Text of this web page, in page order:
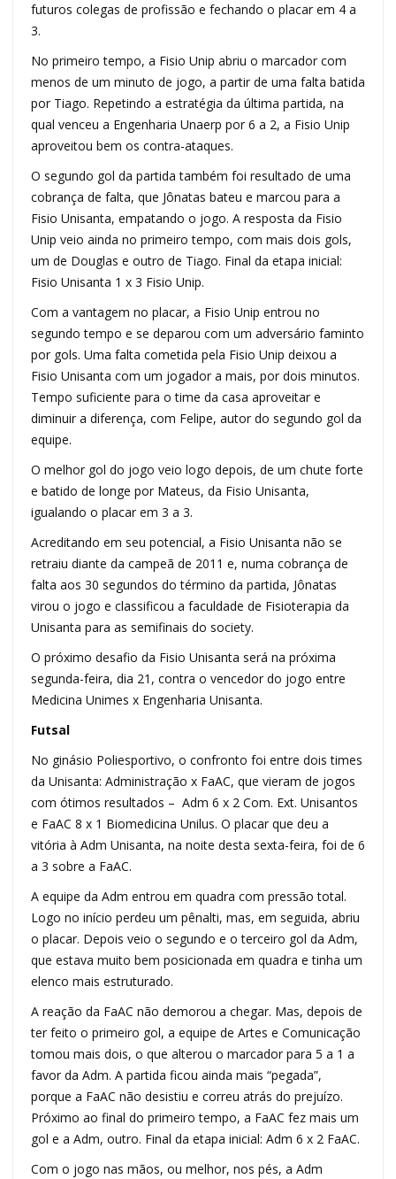
futuros colegas de profissão e fechando o placar em 4 a
3.
No primeiro tempo, a Fisio Unip abriu o marcador com
menos de um minuto de jogo, a partir de uma falta batida
por Tiago. Repetindo a estratégia da última partida, na
qual venceu a Engenharia Unaerp por 6 a 2, a Fisio Unip
aproveitou bem os contra-ataques.
O segundo gol da partida também foi resultado de uma
cobrança de falta, que Jônatas bateu e marcou para a
Fisio Unisanta, empatando o jogo. A resposta da Fisio
Unip veio ainda no primeiro tempo, com mais dois gols,
um de Douglas e outro de Tiago. Final da etapa inicial:
Fisio Unisanta 1 x 3 Fisio Unip.
Com a vantagem no placar, a Fisio Unip entrou no
segundo tempo e se deparou com um adversário faminto
por gols. Uma falta cometida pela Fisio Unip deixou a
Fisio Unisanta com um jogador a mais, por dois minutos.
Tempo suficiente para o time da casa aproveitar e
diminuir a diferença, com Felipe, autor do segundo gol da
equipe.
O melhor gol do jogo veio logo depois, de um chute forte
e batido de longe por Mateus, da Fisio Unisanta,
igualando o placar em 3 a 3.
Acreditando em seu potencial, a Fisio Unisanta não se
retraiu diante da campeã de 2011 e, numa cobrança de
falta aos 30 segundos do término da partida, Jônatas
virou o jogo e classificou a faculdade de Fisioterapia da
Unisanta para as semifinais do society.
O próximo desafio da Fisio Unisanta será na próxima
segunda-feira, dia 21, contra o vencedor do jogo entre
Medicina Unimes x Engenharia Unisanta.
Futsal
No ginásio Poliesportivo, o confronto foi entre dois times
da Unisanta: Administração x FaAC, que vieram de jogos
com ótimos resultados – Adm 6 x 2 Com. Ext. Unisantos
e FaAC 8 x 1 Biomedicina Unilus. O placar que deu a
vitória à Adm Unisanta, na noite desta sexta-feira, foi de 6
a 3 sobre a FaAC.
A equipe da Adm entrou em quadra com pressão total.
Logo no início perdeu um pênalti, mas, em seguida, abriu
o placar. Depois veio o segundo e o terceiro gol da Adm,
que estava muito bem posicionada em quadra e tinha um
elenco mais estruturado.
A reação da FaAC não demorou a chegar. Mas, depois de
ter feito o primeiro gol, a equipe de Artes e Comunicação
tomou mais dois, o que alterou o marcador para 5 a 1 a
favor da Adm. A partida ficou ainda mais “pegada”,
porque a FaAC não desistiu e correu atrás do prejuízo.
Próximo ao final do primeiro tempo, a FaAC fez mais um
gol e a Adm, outro. Final da etapa inicial: Adm 6 x 2 FaAC.
Com o jogo nas mãos, ou melhor, nos pés, a Adm